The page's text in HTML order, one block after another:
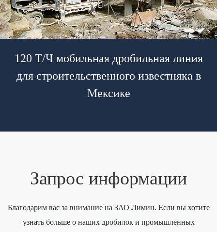
120 Т/Ч мобильная дробильная линия
для строительственного известняка в
Мексике
Запрос информации
Благодарим вас за внимание на ЗАО Лимин. Если вы хотите
узнать больше о наших дробилок и промышленных